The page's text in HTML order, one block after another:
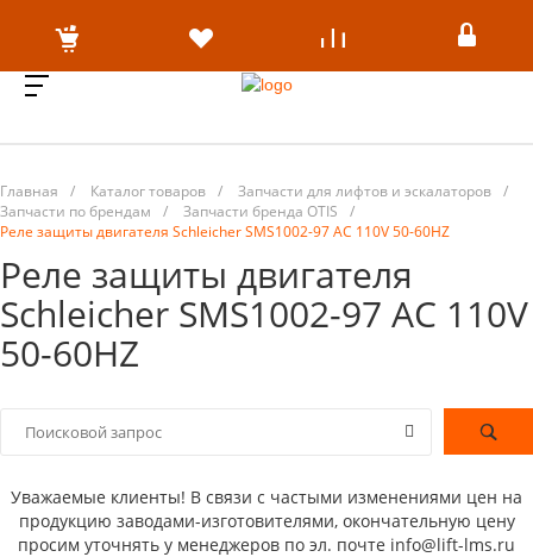
Главная / Каталог товаров / Запчасти для лифтов и эскалаторов /
Запчасти по брендам
/ Запчасти бренда OTIS
/
Реле защиты двигателя Schleicher SMS1002-97 AC 110V 50-60HZ
Реле защиты двигателя
Schleicher SMS1002-97 AC 110V
50-60HZ
Уважаемые клиенты! В связи с частыми изменениями цен на
продукцию заводами-изготовителями, окончательную цену
просим уточнять у менеджеров по эл. почте info@lift-lms.ru